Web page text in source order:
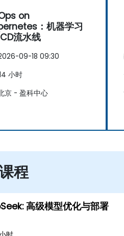
on
：机器学习
流水线
09-18 09:30
小时
京 - 盈科中心
程
高级模型优化与部署